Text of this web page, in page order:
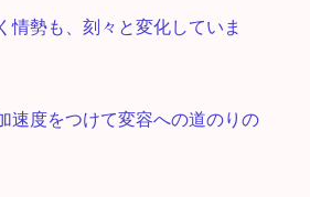
情勢も、刻々と変化していま
速度をつけて変容への道のりの